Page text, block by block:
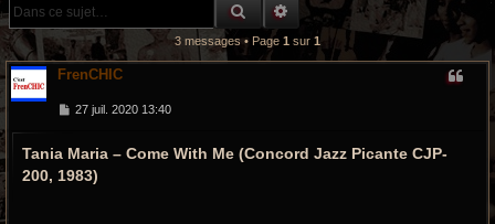
r
c
RECHERCHE GROOVY
RECHERCHE AVANCÉE
3 messages • Page 1 sur 1
FrenCHIC
M
s
g
27 juil. 2020 13:40
Tania Maria – Come With Me (Concord Jazz Picante CJP-
200, 1983)